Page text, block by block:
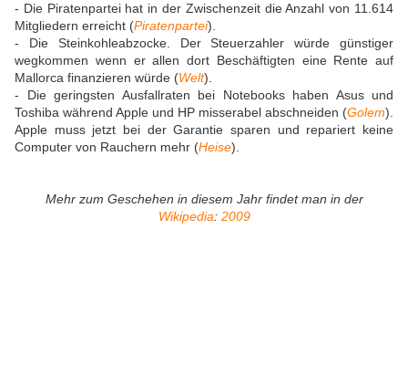
- Die Piratenpartei hat in der Zwischenzeit die Anzahl von 11.614
Mitgliedern erreicht (Piratenpartei).
- Die Steinkohleabzocke. Der Steuerzahler würde günstiger
wegkommen wenn er allen dort Beschäftigten eine Rente auf
Mallorca finanzieren würde (Welt).
- Die geringsten Ausfallraten bei Notebooks haben Asus und
Toshiba während Apple und HP misserabel abschneiden (Golem).
Apple muss jetzt bei der Garantie sparen und repariert keine
Computer von Rauchern mehr (Heise).
Mehr zum Geschehen in diesem Jahr findet man in der
Wikipedia: 2009